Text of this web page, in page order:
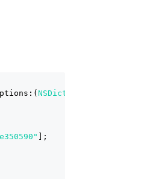
NSDictionary
];